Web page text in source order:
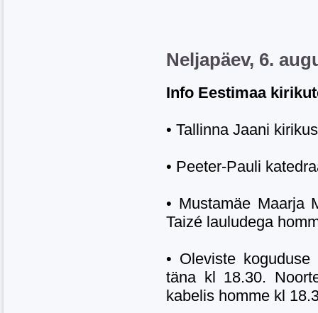
Neljapäev, 6.
Info Eestimaa
• Tallinna Jaani
• Peeter-Pauli
• Mustamäe Maarja
Taizé lauludega
• Oleviste
täna kl 18.30.
kabelis homme kl